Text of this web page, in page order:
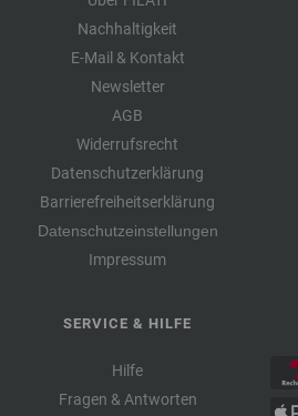
Nachhaltigkeit
E-Mail & Kontakt
Newsletter
AGB
Widerrufsrecht
Datenschutzerklärung
Barrierefreiheitserklärung
Datenschutzeinstellungen
Impressum
SERVICE & HILFE
Hilfe
Fragen & Antworten